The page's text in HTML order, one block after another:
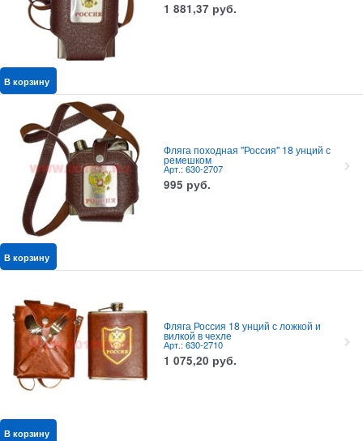
1 881,37 руб.
В корзину
Фляга походная "Россия" 18 унций с
ремешком
Арт.: 630-2707
995 руб.
В корзину
Фляга Россия 18 унций с ложкой и
вилкой в чехле
Арт.: 630-2710
1 075,20 руб.
В корзину